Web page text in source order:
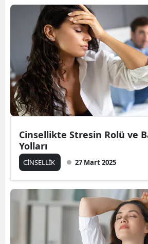
Cinsellikte Stresin Rolü ve
Yolları
CİNSELLİK 27 Mart 2025